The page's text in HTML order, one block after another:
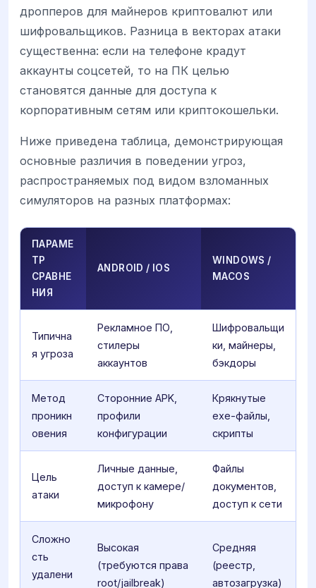
дропперов для майнеров криптовалют или
шифровальщиков. Разница в векторах атаки
существенна: если на телефоне крадут
аккаунты соцсетей, то на ПК целью
становятся данные для доступа к
корпоративным сетям или криптокошельки.
Ниже приведена таблица, демонстрирующая
основные различия в поведении угроз,
распространяемых под видом взломанных
симуляторов на разных платформах:
ПАРАМЕ
ТР
СРАВНЕ
НИЯ
ANDROID / IOS
WINDOWS /
MACOS
Типична
я угроза
Рекламное ПО,
стилеры
аккаунтов
Шифровальщи
ки, майнеры,
бэкдоры
Метод
проникн
овения
Сторонние APK,
профили
конфигурации
Крякнутые
exe-файлы,
скрипты
Цель
атаки
Личные данные,
доступ к камере/
микрофону
Файлы
документов,
доступ к сети
Сложно
сть
удалени
Высокая
(требуются права
root/jailbreak)
Средняя
(реестр,
автозагрузка)